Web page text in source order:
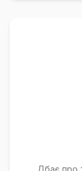
Дбає про